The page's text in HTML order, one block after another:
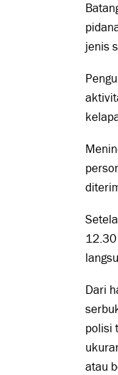
jenis
12.30
Dari
polisi
atau